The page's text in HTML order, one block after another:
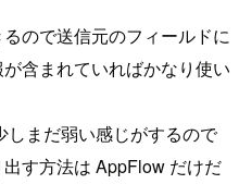
ので送信元のフィールドに
含まれていればかなり使い
まだ弱い感じがするので
す方法は AppFlow だけだ